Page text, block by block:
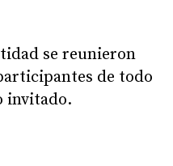
se reunieron
de todo
invitado.